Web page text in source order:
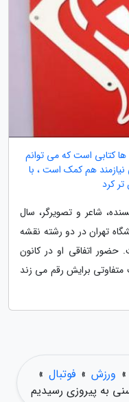
کتابی است که می توانم
نیازمند هم کمک است ، با
کرد
شاعر و تصویرگر، سال
تهران در دو رشته نقشه
حضور اتفاقی او در کانون
برایش رقم می زند
» ورزش » فوتبال »
به پیروزی رسیدیم